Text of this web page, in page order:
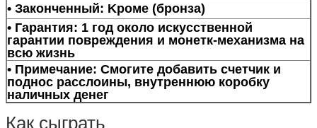
• Законченный: Kроме (бронза)
• Гарантия: 1 год около искусственной
гарантии повреждения и монетк-механизма на
всю жизнь
• Примечание: Смогите добавить счетчик и
поднос расслоины, внутреннюю коробку
наличных денег
Как сыграть